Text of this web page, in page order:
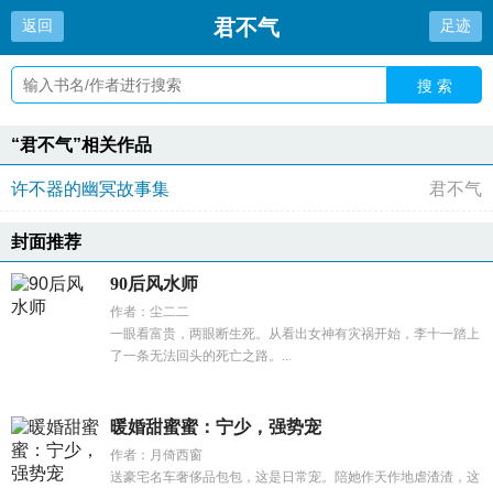
返回 君不气 足迹
搜 索
“君不气”相关作品
许不器的幽冥故事集 君不气
封面推荐
90后风水师
作者：尘二二
一眼看富贵，两眼断生死。从看出女神有灾祸开始，李十一踏上
了一条无法回头的死亡之路。...
暖婚甜蜜蜜：宁少，强势宠
作者：月倚西窗
送豪宅名车奢侈品包包，这是日常宠。陪她作天作地虐渣渣，这